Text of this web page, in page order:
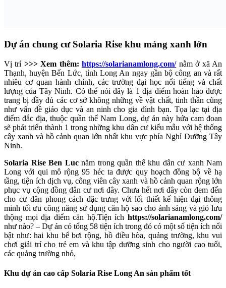
Dự án chung cư Solaria Rise khu mảng xanh lớn
Vị trí >>> Xem thêm:https://solarianamlong.com/nằm ở xã An
Thạnh, huyện Bến Lức, tỉnh Long An ngay gần bộ công an và rất
nhiêu cơ quan hành chính, các trường đại học nổi tiếng và chất
lượng của Tây Ninh. Có thể nói đây là 1 địa điểm hoàn hảo được
trang bị đầy đủ các cơ sở không những về vật chất, tinh thần cũng
như vấn đề giáo dục và an ninh cho gia đình bạn. Tọa lạc tại địa
điểm đắc địa, thuộc quần thể Nam Long, dự án này hứa cam đoan
sẽ phát triển thành 1 trong những khu dân cư kiểu mẫu với hệ thống
cây xanh và hồ cảnh quan lớn nhất khu vực phía Nghỉ Dưỡng Tây
Ninh.
Solaria Rise Ben Lucnằm trong quần thể khu dân cư xanh Nam
Long với qui mô rộng 95 héc ta được quy hoạch đồng bộ về hạ
tầng, tiện ích dịch vụ, công viên cây xanh và hồ cảnh quan rộng lớn
phục vụ cộng đồng dân cư nơi đây. Chưa hết nơi đây còn đem đến
cho cư dân phong cách đặc trưng với lối thiết kế hiện đại thông
minh tối ưu công năng sử dụng căn hộ sao cho ánh sáng và gió lưu
thộng mọi địa điểm căn hộ.Tiện ích https://solarianamlong.com/
như nào? – Dự án có tổng 58 tiện ích trong đó có một số tiện ích nổi
bật như: hai khu bể bơi rộng, hồ điều hòa, quảng trường, khu vui
chơi giải trí cho trẻ em và khu tập dưỡng sinh cho người cao tuổi,
các quảng trường nhỏ,
Khu dự án cao cấp Solaria Rise Long An sản phẩm tốt